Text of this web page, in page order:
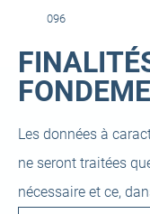
096
Les données à
ne seront traitées
nécessaire et ce,